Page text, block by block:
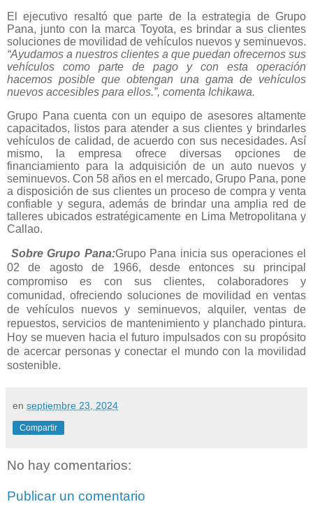
El ejecutivo resaltó que parte de la estrategia de Grupo
Pana, junto con la marca Toyota, es brindar a sus clientes
soluciones de movilidad de vehículos nuevos y seminuevos.
“Ayudamos a nuestros clientes a que puedan ofrecernos sus
vehículos como parte de pago y con esta operación
hacemos posible que obtengan una gama de vehículos
nuevos accesibles para ellos.”, comenta Ichikawa.
Grupo Pana cuenta con un equipo de asesores altamente
capacitados, listos para atender a sus clientes y brindarles
vehículos de calidad, de acuerdo con sus necesidades. Así
mismo, la empresa ofrece diversas opciones de
financiamiento para la adquisición de un auto nuevos y
seminuevos. Con 58 años en el mercado, Grupo Pana, pone
a disposición de sus clientes un proceso de compra y venta
confiable y segura, además de brindar una amplia red de
talleres ubicados estratégicamente en Lima Metropolitana y
Callao.
Sobre Grupo Pana:Grupo Pana inicia sus operaciones el
02 de agosto de 1966, desde entonces su principal
compromiso es con sus clientes, colaboradores y
comunidad, ofreciendo soluciones de movilidad en ventas
de vehículos nuevos y seminuevos, alquiler, ventas de
repuestos, servicios de mantenimiento y planchado pintura.
Hoy se mueven hacia el futuro impulsados con su propósito
de acercar personas y conectar el mundo con la movilidad
sostenible.
en septiembre 23, 2024
Compartir
No hay comentarios:
Publicar un comentario